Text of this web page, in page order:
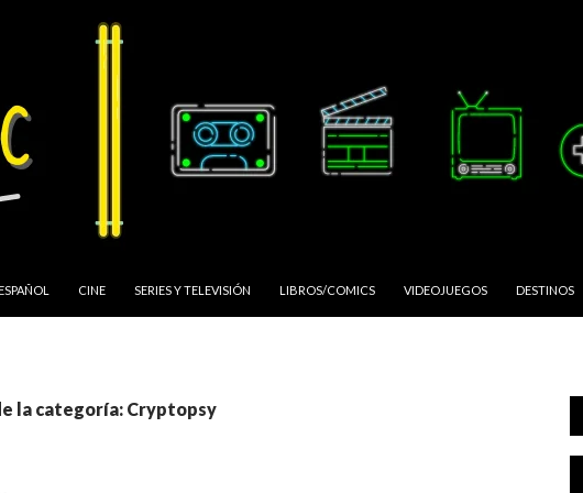
CINE SERIES Y TELEVISIÓN LIBROS/COMICS VIDEOJUEGOS DESTINOS
la categoría: Cryptopsy